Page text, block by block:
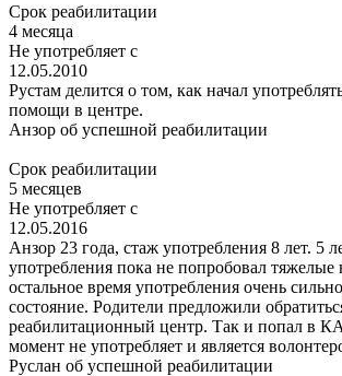
Срок реабилитации
4 месяца
Не употребляет с
12.05.2010
Рустам делится о том, как начал
помощи в центре.
Анзор об успешной реабилитации
Срок реабилитации
5 месяцев
Не употребляет с
12.05.2016
Анзор 23 года, стаж употребления 8 лет. 5
употребления пока не попробовал тяжелые
остальное время употребления очень
состояние. Родители предложили
реабилитационный центр. Так и попал в
момент не употребляет и является
Руслан об успешной реабилитации